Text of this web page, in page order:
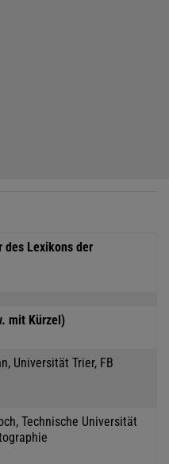
Lexikons der
mit Kürzel)
Universität Trier, FB
Technische Universität